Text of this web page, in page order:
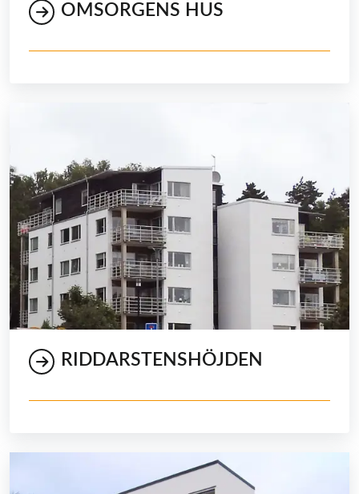
OMSORGENS HUS
RIDDARSTENSHÖJDEN